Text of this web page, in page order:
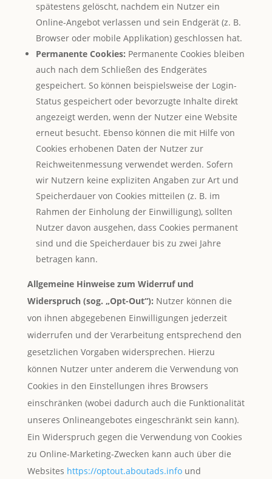
spätestens gelöscht, nachdem ein Nutzer ein
Online-Angebot verlassen und sein Endgerät (z. B.
Browser oder mobile Applikation) geschlossen hat.
Permanente Cookies: Permanente Cookies bleiben
auch nach dem Schließen des Endgerätes
gespeichert. So können beispielsweise der Login-
Status gespeichert oder bevorzugte Inhalte direkt
angezeigt werden, wenn der Nutzer eine Website
erneut besucht. Ebenso können die mit Hilfe von
Cookies erhobenen Daten der Nutzer zur
Reichweitenmessung verwendet werden. Sofern
wir Nutzern keine expliziten Angaben zur Art und
Speicherdauer von Cookies mitteilen (z. B. im
Rahmen der Einholung der Einwilligung), sollten
Nutzer davon ausgehen, dass Cookies permanent
sind und die Speicherdauer bis zu zwei Jahre
betragen kann.
Allgemeine Hinweise zum Widerruf und
Widerspruch (sog. „Opt-Out“): Nutzer können die
von ihnen abgegebenen Einwilligungen jederzeit
widerrufen und der Verarbeitung entsprechend den
gesetzlichen Vorgaben widersprechen. Hierzu
können Nutzer unter anderem die Verwendung von
Cookies in den Einstellungen ihres Browsers
einschränken (wobei dadurch auch die Funktionalität
unseres Onlineangebotes eingeschränkt sein kann).
Ein Widerspruch gegen die Verwendung von Cookies
zu Online-Marketing-Zwecken kann auch über die
Websites https://optout.aboutads.infound